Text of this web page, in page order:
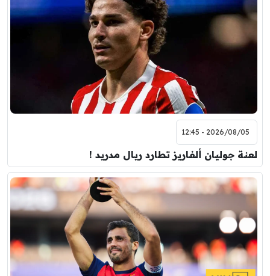
2026/08/05 - 12:45
لعنة جوليان ألفاريز تطارد ريال مدريد !